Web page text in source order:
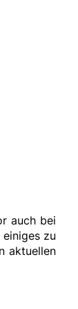
auch bei
zu
aktuellen